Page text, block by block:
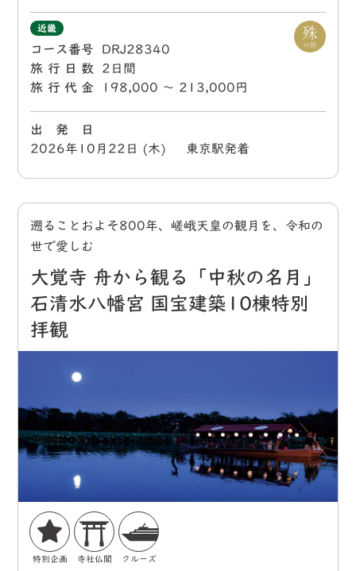
近畿
コース番号
DRJ28340
旅行日数
2日間
旅行代金
198,000 〜 213,000円
出 発 日
2026年10月22日 (木) 東京駅発着
遡ることおよそ800年、嵯峨天皇の観月を、令和の
世で愛しむ
大覚寺 舟から観る「中秋の名月」
石清水八幡宮 国宝建築10棟特別
拝観
特別企画 寺社仏閣 クルーズ